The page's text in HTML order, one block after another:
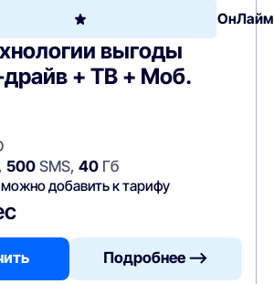
ОнЛайм
выгоды
+ ТВ + Моб.
500SMS, 40Гб
добавить к тарифу
Подробнее —>